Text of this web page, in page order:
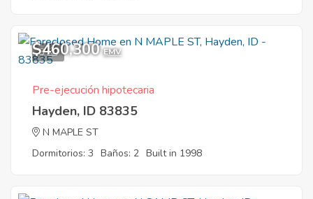
3
$460,300 EMV
Pre-ejecución hipotecaria
Hayden, ID 83835
N MAPLE ST
Dormitorios: 3 Baños: 2 Built in 1998